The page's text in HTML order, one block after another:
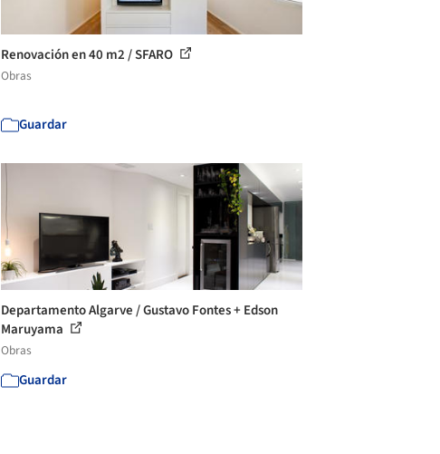
Renovación en 40 m2 / SFARO
Obras
Guardar
Departamento Algarve / Gustavo Fontes + Edson
Maruyama
Obras
Guardar